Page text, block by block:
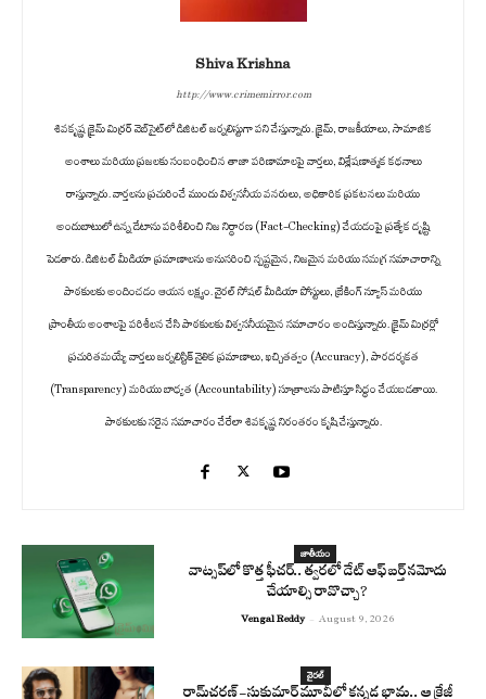
Shiva Krishna
http://www.crimemirror.com
శివకృష్ణ క్రైమ్ మిర్రర్ వెబ్‌సైట్‌లో డిజిటల్ జర్నలిస్టుగా పని చేస్తున్నారు. క్రైమ్, రాజకీయాలు, సామాజిక
అంశాలు మరియు ప్రజలకు సంబంధించిన తాజా పరిణామాలపై వార్తలు, విశ్లేషణాత్మక కథనాలు
రాస్తున్నారు. వార్తలను ప్రచురించే ముందు విశ్వసనీయ వనరులు, అధికారిక ప్రకటనలు మరియు
అందుబాటులో ఉన్న డేటాను పరిశీలించి నిజ నిర్ధారణ (Fact-Checking) చేయడంపై ప్రత్యేక దృష్టి
పెడతారు. డిజిటల్ మీడియా ప్రమాణాలను అనుసరించి స్పష్టమైన, నిజమైన మరియు సమగ్ర సమాచారాన్ని
పాఠకులకు అందించడం ఆయన లక్ష్యం. వైరల్ సోషల్ మీడియా పోస్టులు, బ్రేకింగ్ న్యూస్ మరియు
ప్రాంతీయ అంశాలపై పరిశీలన చేసి పాఠకులకు విశ్వసనీయమైన సమాచారం అందిస్తున్నారు. క్రైమ్ మిర్రర్లో
ప్రచురితమయ్యే వార్తలు జర్నలిస్టిక్ నైతిక ప్రమాణాలు, ఖచ్చితత్వం (Accuracy), పారదర్శకత
(Transparency) మరియు బాధ్యత (Accountability) సూత్రాలను పాటిస్తూ సిద్ధం చేయబడతాయి.
పాఠకులకు సరైన సమాచారం చేరేలా శివకృష్ణ నిరంతరం కృషి చేస్తున్నారు.
జాతీయం
వాట్సప్‌లో కొత్త ఫీచర్.. త్వరలో డేట్ ఆఫ్ బర్త్ నమోదు
చేయాల్సి రావొచ్చా?
Vengal Reddy - August 9, 2026
వైరల్